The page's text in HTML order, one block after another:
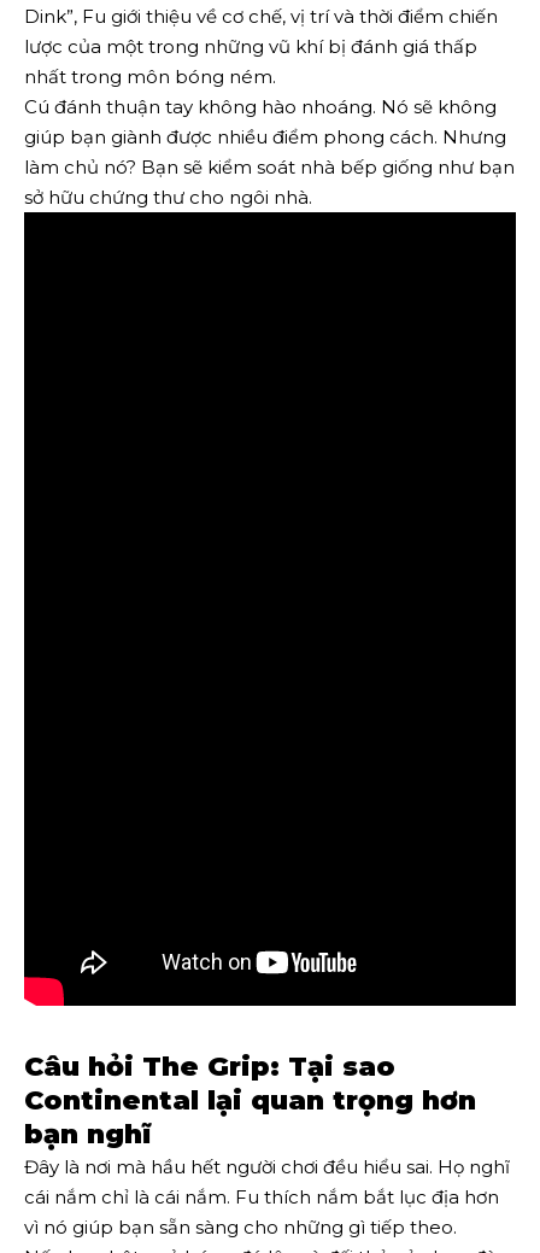
Dink”, Fu giới thiệu về cơ chế, vị trí và thời điểm chiến
lược của một trong những vũ khí bị đánh giá thấp
nhất trong môn bóng ném.
Cú đánh thuận tay không hào nhoáng. Nó sẽ không
giúp bạn giành được nhiều điểm phong cách. Nhưng
làm chủ nó? Bạn sẽ kiểm soát nhà bếp giống như bạn
sở hữu chứng thư cho ngôi nhà.
Câu hỏi The Grip: Tại sao
Continental lại quan trọng hơn
bạn nghĩ
Đây là nơi mà hầu hết người chơi đều hiểu sai. Họ nghĩ
cái nắm chỉ là cái nắm. Fu thích nắm bắt lục địa hơn
vì nó giúp bạn sẵn sàng cho những gì tiếp theo.